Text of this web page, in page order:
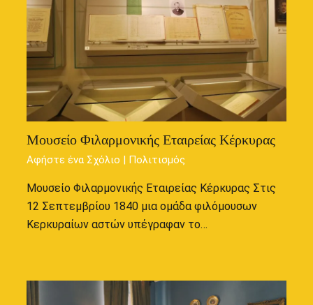
Μουσείο Φιλαρμονικής Εταιρείας Κέρκυρας
Αφήστε ένα Σχόλιο | Πολιτισμός
Μουσείο Φιλαρμονικής Εταιρείας Κέρκυρας Στις
12 Σεπτεμβρίου 1840 μια ομάδα φιλόμουσων
Κερκυραίων αστών υπέγραφαν το…